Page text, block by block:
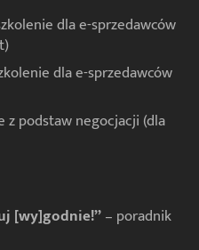
dla e-sprzedawców
dla e-sprzedawców
z podstaw negocjacji (dla
[wy]godnie!”– poradnik